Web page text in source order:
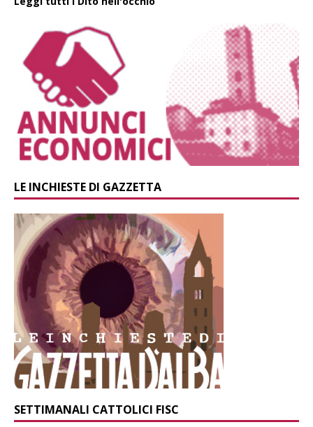
LE INCHIESTE DI GAZZETTA
SETTIMANALI CATTOLICI FISC